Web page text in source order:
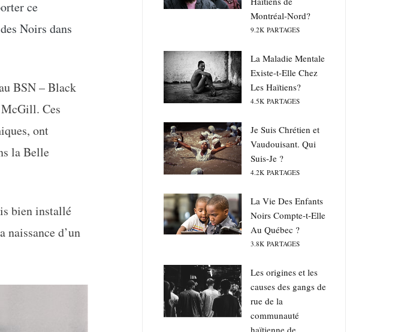
ce
Noirs dans
BSN – Black
McGill. Ces
ont
la Belle
bien installé
naissance d’un
Montréal-Nord?
9.2K PARTAGES
La Maladie Mentale
Existe-t-Elle Chez
Les Haïtiens?
4.5K PARTAGES
Je Suis Chrétien et
Vaudouisant. Qui
Suis-Je ?
4.2K PARTAGES
La Vie Des Enfants
Noirs Compte-t-Elle
Au Québec ?
3.8K PARTAGES
Les origines et les
causes des gangs de
rue de la
communauté